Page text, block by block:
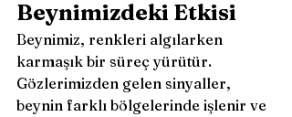
Beynimizdeki Etkisi
Beynimiz, renkleri algılarken
karmaşık bir süreç yürütür.
Gözlerimizden gelen sinyaller,
beynin farklı bölgelerinde işlenir ve